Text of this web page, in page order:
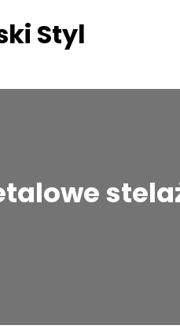
Styl